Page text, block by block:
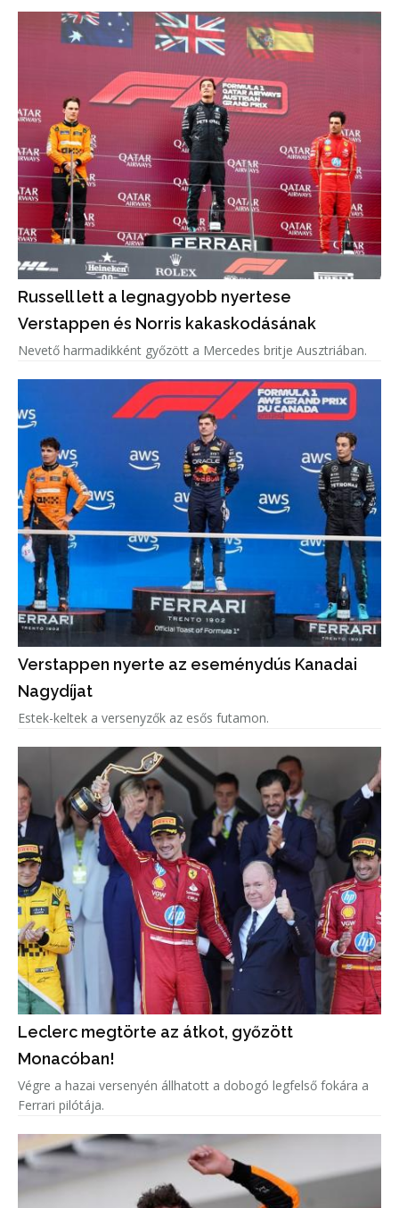
Russell lett a legnagyobb nyertese
Verstappen és Norris kakaskodásának
Nevető harmadikként győzött a Mercedes britje Ausztriában.
Verstappen nyerte az eseménydús Kanadai
Nagydíjat
Estek-keltek a versenyzők az esős futamon.
Leclerc megtörte az átkot, győzött
Monacóban!
Végre a hazai versenyén állhatott a dobogó legfelső fokára a
Ferrari pilótája.